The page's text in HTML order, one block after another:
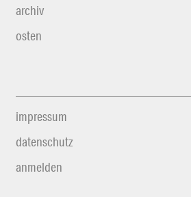
archiv
osten
impressum
datenschutz
anmelden